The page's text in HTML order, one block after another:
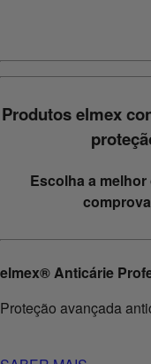
Produtos elmex
Escolha a
elmex® Anticárie
Proteção